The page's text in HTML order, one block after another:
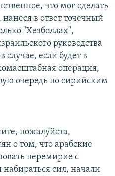
что мог сделать
в ответ точечный
"Хезболлах",
руководства
случае, если будет в
операция,
очередь по сирийским
пожалуйста,
о том, что арабские
перемирие с
сил, начали